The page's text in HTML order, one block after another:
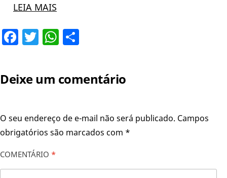
LEIA MAIS
Facebook
TwitterWhatsApp
Deixe um comentário
O seu endereço de e-mail não será publicado. Campos
obrigatórios são marcados com *
COMENTÁRIO *